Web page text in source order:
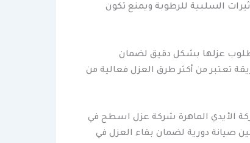
السلبية للرطوبة ويمنع تكون
عزلها بشكل دقيق لضمان
تعتبر من أكثر طرق العزل فعالية من
الأيدي الماهرة شركة عزل اسطح في
صيانة دورية لضمان بقاء العزل في